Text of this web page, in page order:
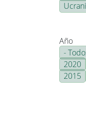
Año
-
2020
2015